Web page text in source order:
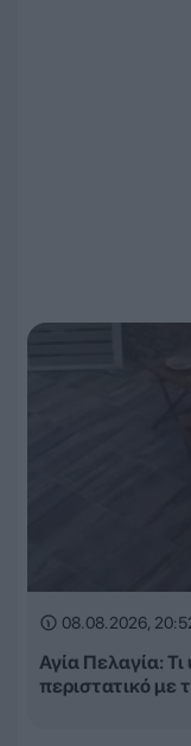
08.08.2026,
Αγία Πελαγία:
περιστατικό με